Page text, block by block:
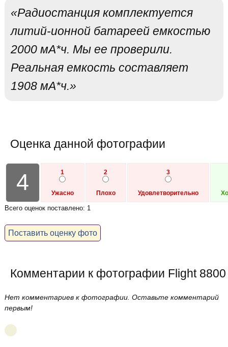
«Радиостанция комплектуется
литий-ионной батареей емкостью
2000 мА*ч. Мы ее проверили.
Реальная емкость составляет
1908 мА*ч.»
Оценка данной фотографии
4 1
Ужасно
2
Плохо
3
Удовлетворительно
Всего оценок поставлено: 1
Поставить оценку фото
Комментарии к фотографии Flight 8800
Нет комментариев к фотографии. Оставьте комментарий
первым!